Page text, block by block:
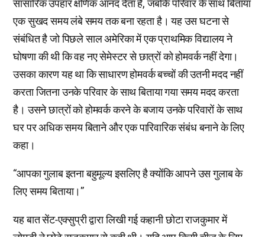
सांसारिक उपहार क्षणिक आनंद देता है, जबकि परिवार के साथ बिताया
एक सुखद समय लंबे समय तक बना रहता है। यह उस घटना से
संबंधित है जो पिछले साल अमेरिका में एक प्राथमिक विद्यालय ने
घोषणा की थी कि वह नए सेमेस्टर से छात्रों को होमवर्क नहीं देगा।
उसका कारण यह था कि साधारण होमवर्क बच्चों की उतनी मदद नहीं
करता जितना उनके परिवार के साथ बिताया गया समय मदद करता
है। उसने छात्रों को होमवर्क करने के बजाय उनके परिवारों के साथ
घर पर अधिक समय बिताने और एक पारिवारिक संबंध बनाने के लिए
कहा।
“आपका गुलाब इतना बहुमूल्य इसलिए है क्योंकि आपने उस गुलाब के
लिए समय बिताया।”
यह बात सेंट-एक्सुप्री द्वारा लिखी गई कहानी छोटा राजकुमार में